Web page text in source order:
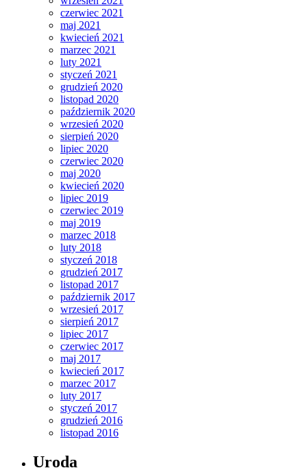
czerwiec 2021
maj 2021
kwiecień 2021
marzec 2021
luty 2021
styczeń 2021
grudzień 2020
listopad 2020
październik 2020
wrzesień 2020
sierpień 2020
lipiec 2020
czerwiec 2020
maj 2020
kwiecień 2020
lipiec 2019
czerwiec 2019
maj 2019
marzec 2018
luty 2018
styczeń 2018
grudzień 2017
listopad 2017
październik 2017
wrzesień 2017
sierpień 2017
lipiec 2017
czerwiec 2017
maj 2017
kwiecień 2017
marzec 2017
luty 2017
styczeń 2017
grudzień 2016
listopad 2016
Uroda